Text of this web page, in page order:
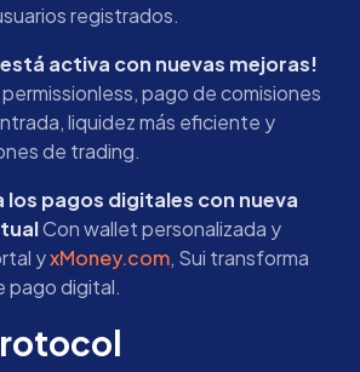
registrados.
está activa con nuevas mejoras!
pago de comisiones
liquidez más eficiente y
de trading.
los pagos digitales con nueva
Con wallet personalizada y
yxMoney.com, Sui transforma
pago digital.